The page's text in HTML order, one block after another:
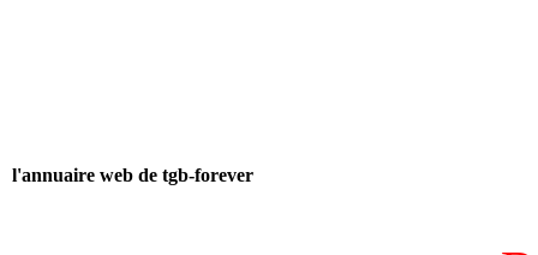
l'annuaire web de tgb-forever